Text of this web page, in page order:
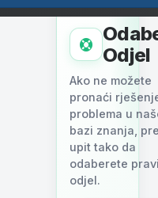
DEPARTMENT
Odjel
Ako ne možete
pronaći
problema u
bazi znanja,
upit tako da
odaberete
odjel.